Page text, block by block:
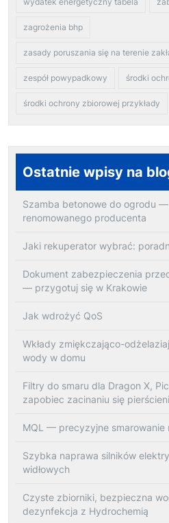
zagrożenia bhp
zasady poruszania się na terenie
zespół powypadkowy środki
środki ochrony zbiorowej przykłady
Ostatnie wpisy na
Szamba betonowe do ogrodu
renomowanego producenta
Jaki rekuperator wybrać:
Dokument zabezpieczenia
— przygotuj się w Krakowie
Jak wdrożyć QoS
Wkłady zmiękczająco-
wody w domu
Filtry do smaru dla Dragon X,
zapobiec zacinaniu się pierścieni
MQL — precyzyjne smarowanie
Szybka naprawa silników
widłowych
Czyste zbiorniki, bezpieczna
dezynfekcja z Hydrochemią